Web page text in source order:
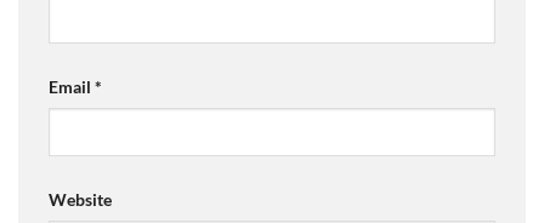
Email *
Website